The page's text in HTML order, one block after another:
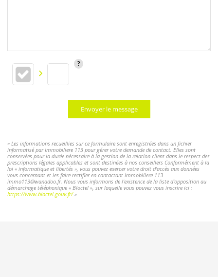
Envoyer le message
« Les informations recueillies sur ce formulaire sont enregistrées dans un fichier
informatisé par Immobiliere 113 pour gérer votre demande de contact. Elles sont
conservées pour la durée nécessaire à la gestion de la relation client dans le respect des
prescriptions légales applicables et sont destinées à nos conseillers Conformément à la
loi « informatique et libertés », vous pouvez exercer votre droit d'accès aux données
vous concernant et les faire rectifier en contactant Immobiliere 113
immo113@wanadoo.fr. Nous vous informons de l'existence de la liste d'opposition au
démarchage téléphonique « Bloctel », sur laquelle vous pouvez vous inscrire ici :
https://www.bloctel.gouv.fr/»